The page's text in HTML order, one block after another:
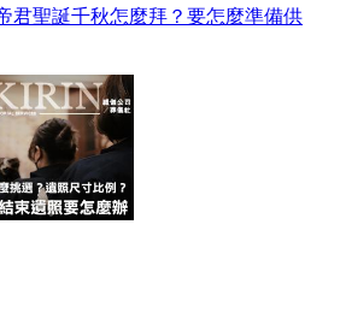
君聖誕千秋怎麼拜？要怎麼準備供